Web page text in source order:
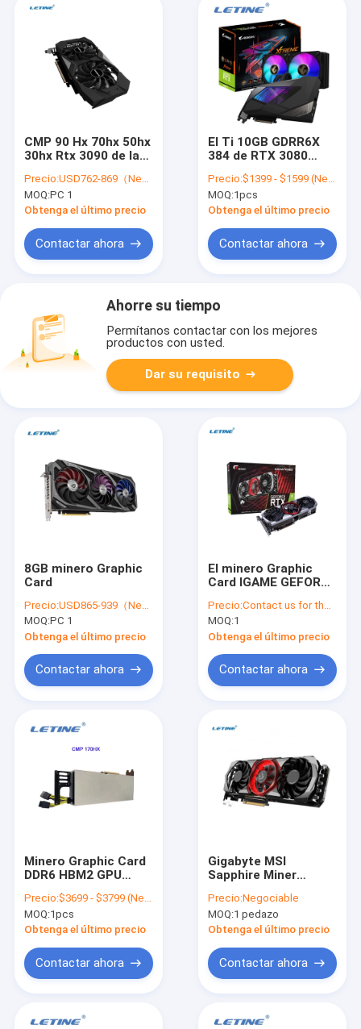
CMP 90 Hx 70hx 50hx
30hx Rtx 3090 de la
170 Hx de Rtx de la
mesa 3080 de 8G DVI
Precio:USD762-869（Negotiable）
MOQ:PC 1
Obtenga el último precio
Contactar ahora
El Ti 10GB GDRR6X
384 de RTX 3080
Graphic Card RTX
3070 3080 3090
Gigebyte AORUS
Precio:$1399 - $1599 (Negotiable)
MOQ:1pcs
Obtenga el último precio
Contactar ahora
Ahorre su tiempo
Permítanos contactar con los mejores
productos con usted.
Dar su requisito
8GB minero Graphic
Card
Precio:USD865-939（Negotiable）
MOQ:PC 1
Obtenga el último precio
Contactar ahora
El minero Graphic
Card IGAME GEFORCE
AVANZÓ A OC 10G
Precio:Contact us for the latest price
MOQ:1
Obtenga el último precio
Contactar ahora
Minero Graphic Card
DDR6 HBM2 GPU
8GB
Precio:$3699 - $3799 (Negotiable)
MOQ:1pcs
Obtenga el último precio
Contactar ahora
Gigabyte MSI
Sapphire Miner
5800XT 6600XT
6700XT 6800XT
6900XT
Precio:Negociable
MOQ:1 pedazo
Obtenga el último precio
Contactar ahora